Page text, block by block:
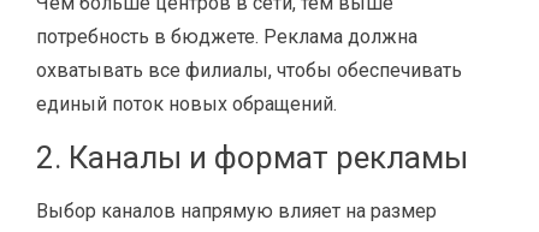
потребность в бюджете. Реклама должна
охватывать все филиалы, чтобы обеспечивать
единый поток новых обращений.
2. Каналы и формат рекламы
Выбор каналов напрямую влияет на размер